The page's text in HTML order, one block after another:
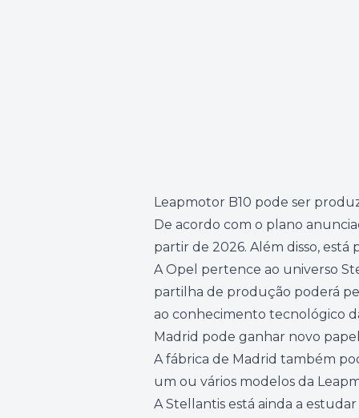
Leapmotor B10 pode ser
De acordo com o plano
partir de 2026. Além disso,
A Opel pertence ao universo
partilha de produção poderá
ao conhecimento tecnológico
Madrid pode ganhar novo
A fábrica de Madrid também
um ou vários modelos da
A Stellantis está ainda a